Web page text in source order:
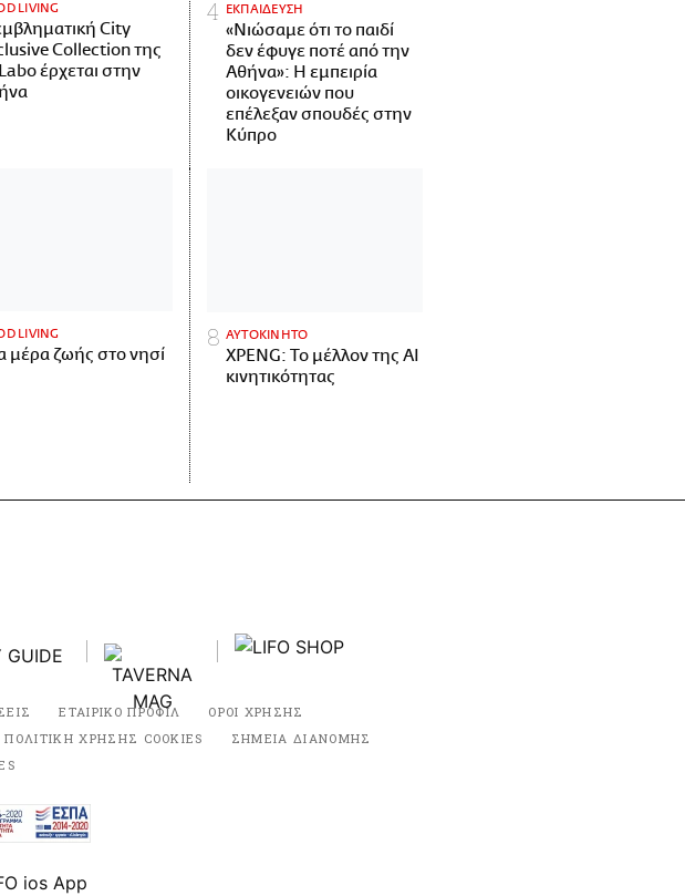
LIVING
City
Collection της
έρχεται στην
ΕΚΠΑΙΔΕΥΣΗ
«Νιώσαμε ότι το παιδί
δεν έφυγε ποτέ από την
Αθήνα»: Η εμπειρία
οικογενειών που
επέλεξαν σπουδές στην
Κύπρο
LIVING
μέρα ζωής στο νησί
ΑΥΤΟΚΙΝΗΤΟ
XPENG: Το μέλλον της AI
κινητικότητας
ΕΤΑΙΡΙΚΟ ΠΡΟΦΙΛ
ΟΡΟΙ ΧΡΗΣΗΣ
ΠΟΛΙΤΙΚΗ ΧΡΗΣΗΣ COOKIES
ΣΗΜΕΙΑ ΔΙΑΝΟΜΗΣ